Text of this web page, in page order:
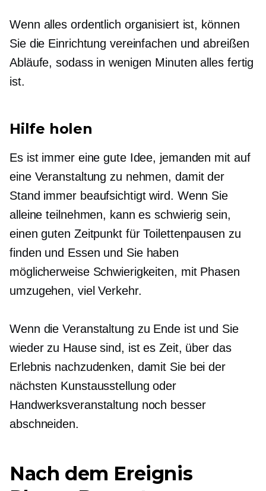
Wenn alles ordentlich organisiert ist, können
Sie die Einrichtung vereinfachen undabreißen
Abläufe, sodass in wenigen Minuten alles fertig
ist.
Hilfe holen
Es ist immer eine gute Idee, jemanden mit auf
eine Veranstaltung zu nehmen, damit der
Stand immer beaufsichtigt wird. Wenn Sie
alleine teilnehmen, kann es schwierig sein,
einen guten Zeitpunkt für Toilettenpausen zu
finden und Essen und Sie haben
möglicherweise Schwierigkeiten, mit Phasen
umzugehen, viel Verkehr.
Wenn die Veranstaltung zu Ende ist und Sie
wieder zu Hause sind, ist es Zeit, über das
Erlebnis nachzudenken, damit Sie bei der
nächsten Kunstausstellung oder
Handwerksveranstaltung noch besser
abschneiden.
Nach dem Ereignis